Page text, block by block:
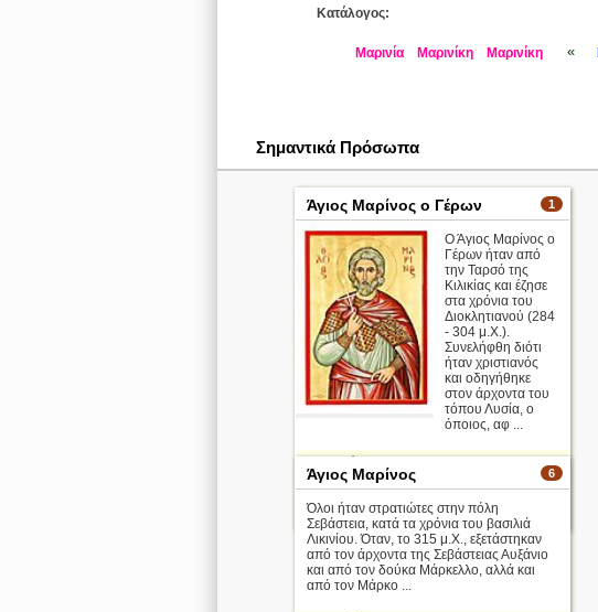
Κατάλογος:
Μαρινία Μαρινίκη Μαρινίκη «
Σημαντικά Πρόσωπα
1
Άγιος Μαρίνος ο Γέρων
Ο Άγιος Μαρίνος ο
Γέρων ήταν από
την Ταρσό της
Κιλικίας και έζησε
στα χρόνια του
Διοκλητιανού (284
- 304 μ.Χ.).
Συνελήφθη διότι
ήταν χριστιανός
και οδηγήθηκε
στον άρχοντα του
τόπου Λυσία, ο
όποιος, αφ ...
περισσότερα >
18 Οκτωβρίου
6
Άγιος Μαρίνος
Όλοι ήταν στρατιώτες στην πόλη
Σεβάστεια, κατά τα χρόνια του βασιλιά
Λικινίου. Όταν, το 315 μ.Χ., εξετάστηκαν
από τον άρχοντα της Σεβάστειας Αυξάνιο
και από τον δούκα Μάρκελλο, αλλά και
από τον Μάρκο ...